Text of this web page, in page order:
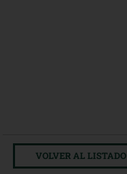
VOLVER AL LISTADO